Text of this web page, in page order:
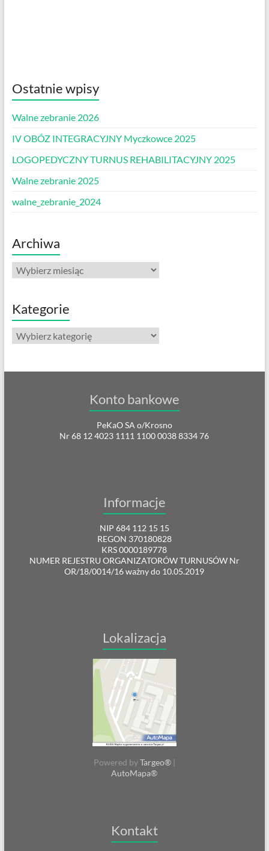
Ostatnie wpisy
Walne zebranie 2026
IV OBÓZ INTEGRACYJNY Myczkowce 2025
LOGOPEDYCZNY TURNUS REHABILITACYJNY 2025
Walne zebranie 2025
walne_zebranie_2024
Archiwa
Archiwa
Kategorie
Kategorie
Konto bankowe
PeKaO SA o/Krosno
Nr 68 12 4023 1111 1100 0038 8334 76
Informacje
NIP 684 112 15 15
REGON 370180828
KRS 0000189778
NUMER REJESTRU ORGANIZATORÓW TURNUSÓW Nr
OR/18/0014/16 ważny do 10.05.2019
Lokalizacja
Powered byTargeo®|
AutoMapa®
Kontakt